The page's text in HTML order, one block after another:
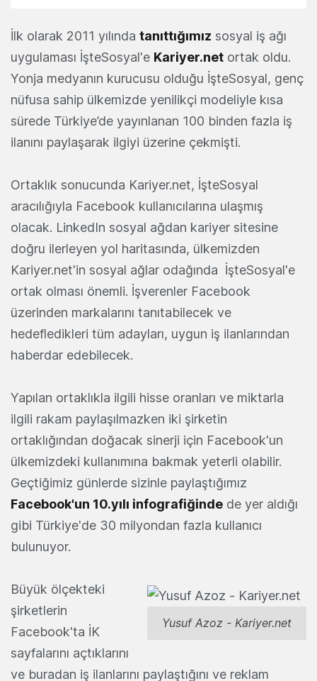
İlk olarak 2011 yılında tanıttığımız sosyal iş ağı
uygulaması İşteSosyal'e Kariyer.net ortak oldu.
Yonja medyanın kurucusu olduğu İşteSosyal, genç
nüfusa sahip ülkemizde yenilikçi modeliyle kısa
sürede Türkiye’de yayınlanan 100 binden fazla iş
ilanını paylaşarak ilgiyi üzerine çekmişti.
Ortaklık sonucunda Kariyer.net, İşteSosyal
aracılığıyla Facebook kullanıcılarına ulaşmış
olacak. LinkedIn sosyal ağdan kariyer sitesine
doğru ilerleyen yol haritasında, ülkemizden
Kariyer.net'in sosyal ağlar odağında İşteSosyal'e
ortak olması önemli. İşverenler Facebook
üzerinden markalarını tanıtabilecek ve
hedefledikleri tüm adayları, uygun iş ilanlarından
haberdar edebilecek.
Yapılan ortaklıkla ilgili hisse oranları ve miktarla
ilgili rakam paylaşılmazken iki şirketin
ortaklığından doğacak sinerji için Facebook'un
ülkemizdeki kullanımına bakmak yeterli olabilir.
Geçtiğimiz günlerde sizinle paylaştığımız
Facebook'un 10.yılı infografiğinde de yer aldığı
gibi Türkiye'de 30 milyondan fazla kullanıcı
bulunuyor.
Yusuf Azoz - Kariyer.net
Büyük ölçekteki
şirketlerin
Facebook'ta İK
sayfalarını açtıklarını
ve buradan iş ilanlarını paylaştığını ve reklam